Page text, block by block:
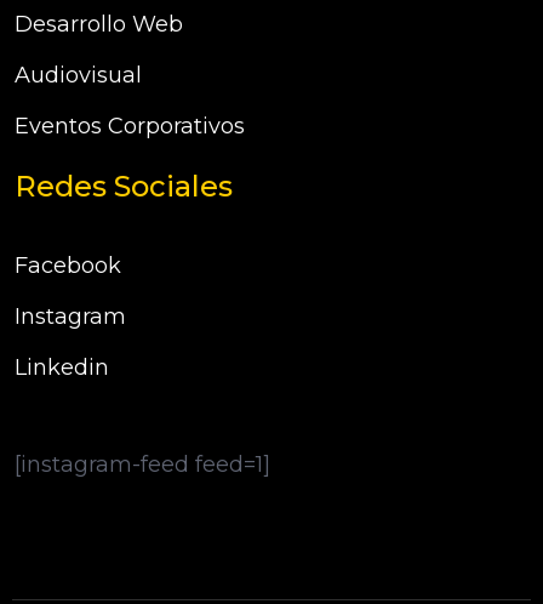
Desarrollo Web
Audiovisual
Eventos Corporativos
Redes Sociales
Facebook
Instagram
Linkedin
[instagram-feed feed=1]